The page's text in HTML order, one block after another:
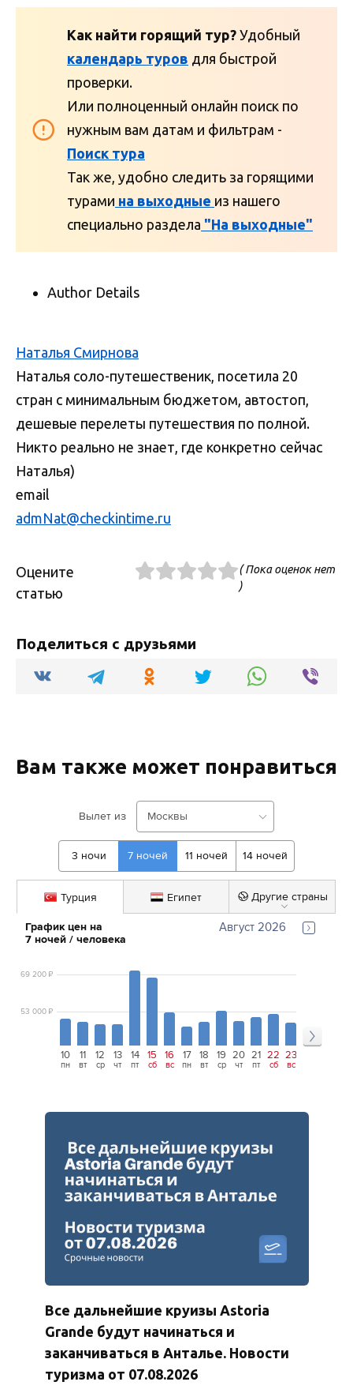
Как найти горящий тур? Удобный
календарь туров для быстрой
проверки.
Или полноценный онлайн поиск по
нужным вам датам и фильтрам -
Поиск тура
Так же, удобно следить за горящими
турами на выходные из нашего
специально раздела "На выходные"
Author Details
Наталья Смирнова
Наталья соло-путешественик, посетила 20
стран с минимальным бюджетом, автостоп,
дешевые перелеты путешествия по полной.
Никто реально не знает, где конкретно сейчас
Наталья)
email
admNat@checkintime.ru
Оцените
статью
( Пока оценок нет
)
Поделиться с друзьями
Вам также может понравиться
Вылет из Москвы
3 ночи 7 ночей 11 ночей 14 ночей
Турция Египет Другие страны
График цен на
7 ночей / человека
Август 2026
69 200 ₽
53 000 ₽
10
пн
11
вт
12
ср
13
чт
14
пт
15
сб
16
вс
17
пн
18
вт
19
ср
20
чт
21
пт
22
сб
23
вс
Все дальнейшие круизы Astoria
Grande будут начинаться и
заканчиваться в Анталье. Новости
туризма от 07.08.2026